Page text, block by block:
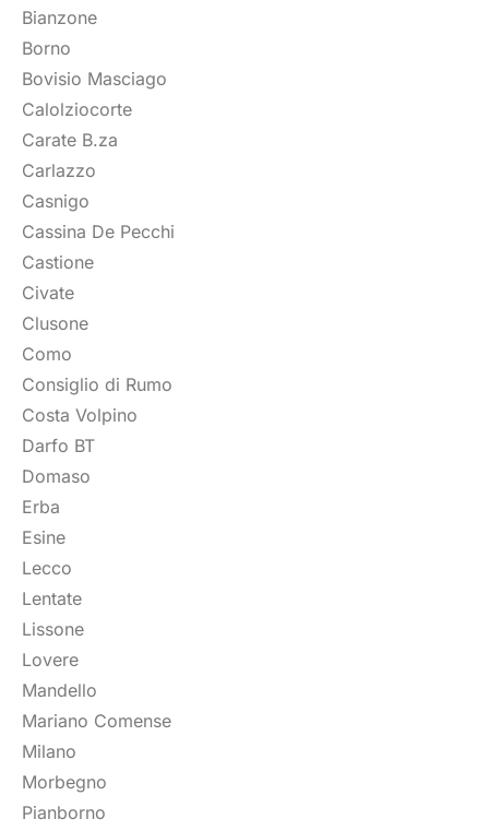
Bianzone
Borno
Bovisio Masciago
Calolziocorte
Carate B.za
Carlazzo
Casnigo
Cassina De Pecchi
Castione
Civate
Clusone
Como
Consiglio di Rumo
Costa Volpino
Darfo BT
Domaso
Erba
Esine
Lecco
Lentate
Lissone
Lovere
Mandello
Mariano Comense
Milano
Morbegno
Pianborno